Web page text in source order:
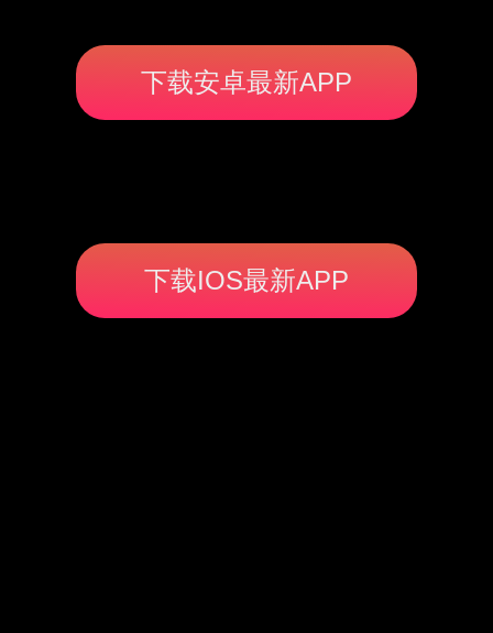
下载安卓最新APP
下载IOS最新APP